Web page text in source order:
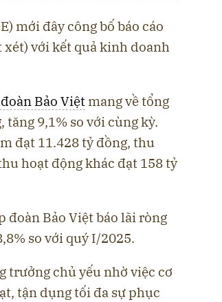
mới đây công bố báo cáo
với kết quả kinh doanh
Bảo Việt mang về tổng
9,1% so với cùng kỳ.
đạt 11.428 tỷ đồng, thu
hoạt động khác đạt 158 tỷ
đoàn Bảo Việt báo lãi ròng
so với quý I/2025.
trưởng chủ yếu nhờ việc cơ
tận dụng tối đa sự phục